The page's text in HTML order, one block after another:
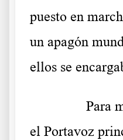
puesto en
un apagón
ellos se
Para
el Portavoz